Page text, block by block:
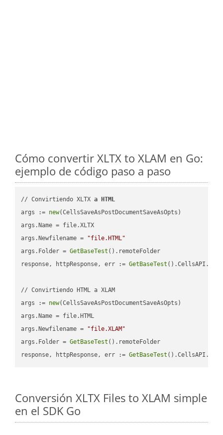
Cómo convertir XLTX to XLAM en Go:
ejemplo de código paso a paso
// Convirtiendo XLTX a
HTML
args := new(CellsSaveAsPostDocumentSaveAsOpts)
args.Name = file.XLTX
args.Newfilename =
"file.HTML"
args.Folder = GetBaseTest ().remoteFolder
response, httpResponse, err := GetBaseTest ().CellsAPI.
// Convirtiendo HTML a XLAM
args := new(CellsSaveAsPostDocumentSaveAsOpts)
args.Name = file.HTML
args.Newfilename =
"file.XLAM"
args.Folder = GetBaseTest ().remoteFolder
response, httpResponse, err := GetBaseTest ().CellsAPI.
Conversión XLTX Files to XLAM simple
en el SDK Go